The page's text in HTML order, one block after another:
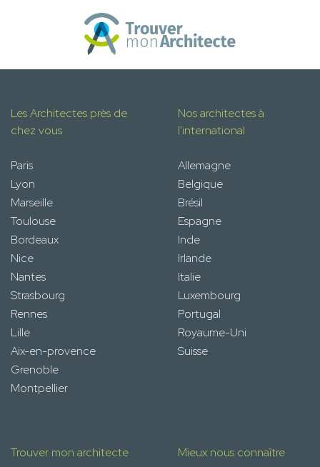
Les Architectes près de
chez vous
Paris
Lyon
Marseille
Toulouse
Bordeaux
Nice
Nantes
Strasbourg
Rennes
Lille
Aix-en-provence
Grenoble
Montpellier
Nos architectes à
l'international
Allemagne
Belgique
Brésil
Espagne
Inde
Irlande
Italie
Luxembourg
Portugal
Royaume-Uni
Suisse
Trouver mon architecte Mieux nous connaître